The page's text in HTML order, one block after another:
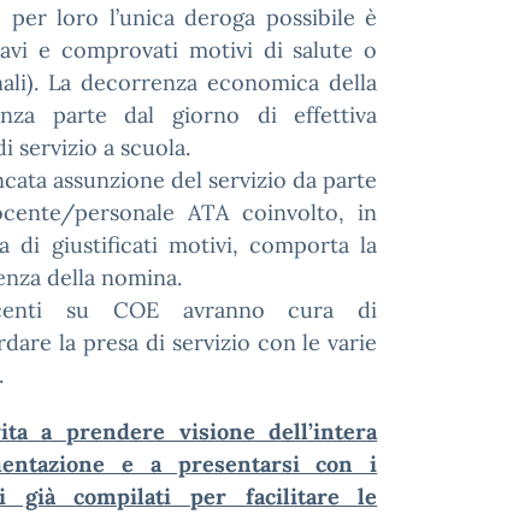
per loro l’unica deroga possibile è
e comprovati motivi di salute o
La decorrenza economica della
parte dal giorno di effettiva
servizio a scuola.
assunzione del servizio da parte
personale ATA coinvolto, in
di giustificati motivi, comporta la
della nomina.
su COE avranno cura di
la presa di servizio con le varie
a prendere visione dell’intera
e a presentarsi con i
già compilati per facilitare le